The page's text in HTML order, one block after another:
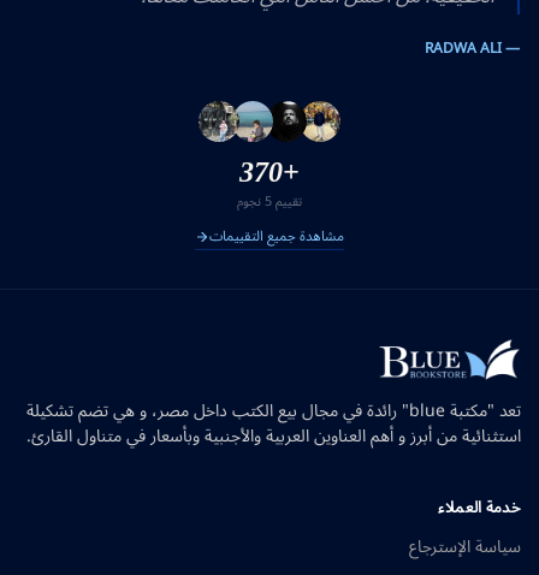
— RADWA ALI
+370
تقييم 5 نجوم
مشاهدة جميع التقييمات
تعد "مكتبة blue" رائدة في مجال بيع الكتب داخل مصر، و هي تضم تشكيلة
استثنائية من أبرز و أهم العناوين العربية والأجنبية وبأسعار في متناول القارئ.
خدمة العملاء
سياسة الإسترجاع